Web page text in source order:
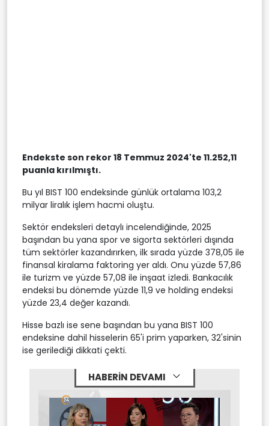
Endekste son rekor 18 Temmuz 2024'te 11.252,11
puanla kırılmıştı.
Bu yıl BIST 100 endeksinde günlük ortalama 103,2
milyar liralık işlem hacmi oluştu.
Sektör endeksleri detaylı incelendiğinde, 2025
başından bu yana spor ve sigorta sektörleri dışında
tüm sektörler kazandırırken, ilk sırada yüzde 378,05 ile
finansal kiralama faktoring yer aldı. Onu yüzde 57,86
ile turizm ve yüzde 57,08 ile inşaat izledi. Bankacılık
endeksi bu dönemde yüzde 11,9 ve holding endeksi
yüzde 23,4 değer kazandı.
Hisse bazlı ise sene başından bu yana BIST 100
endeksine dahil hisselerin 65'i prim yaparken, 32'sinin
ise gerilediği dikkati çekti.
HABERİN DEVAMI